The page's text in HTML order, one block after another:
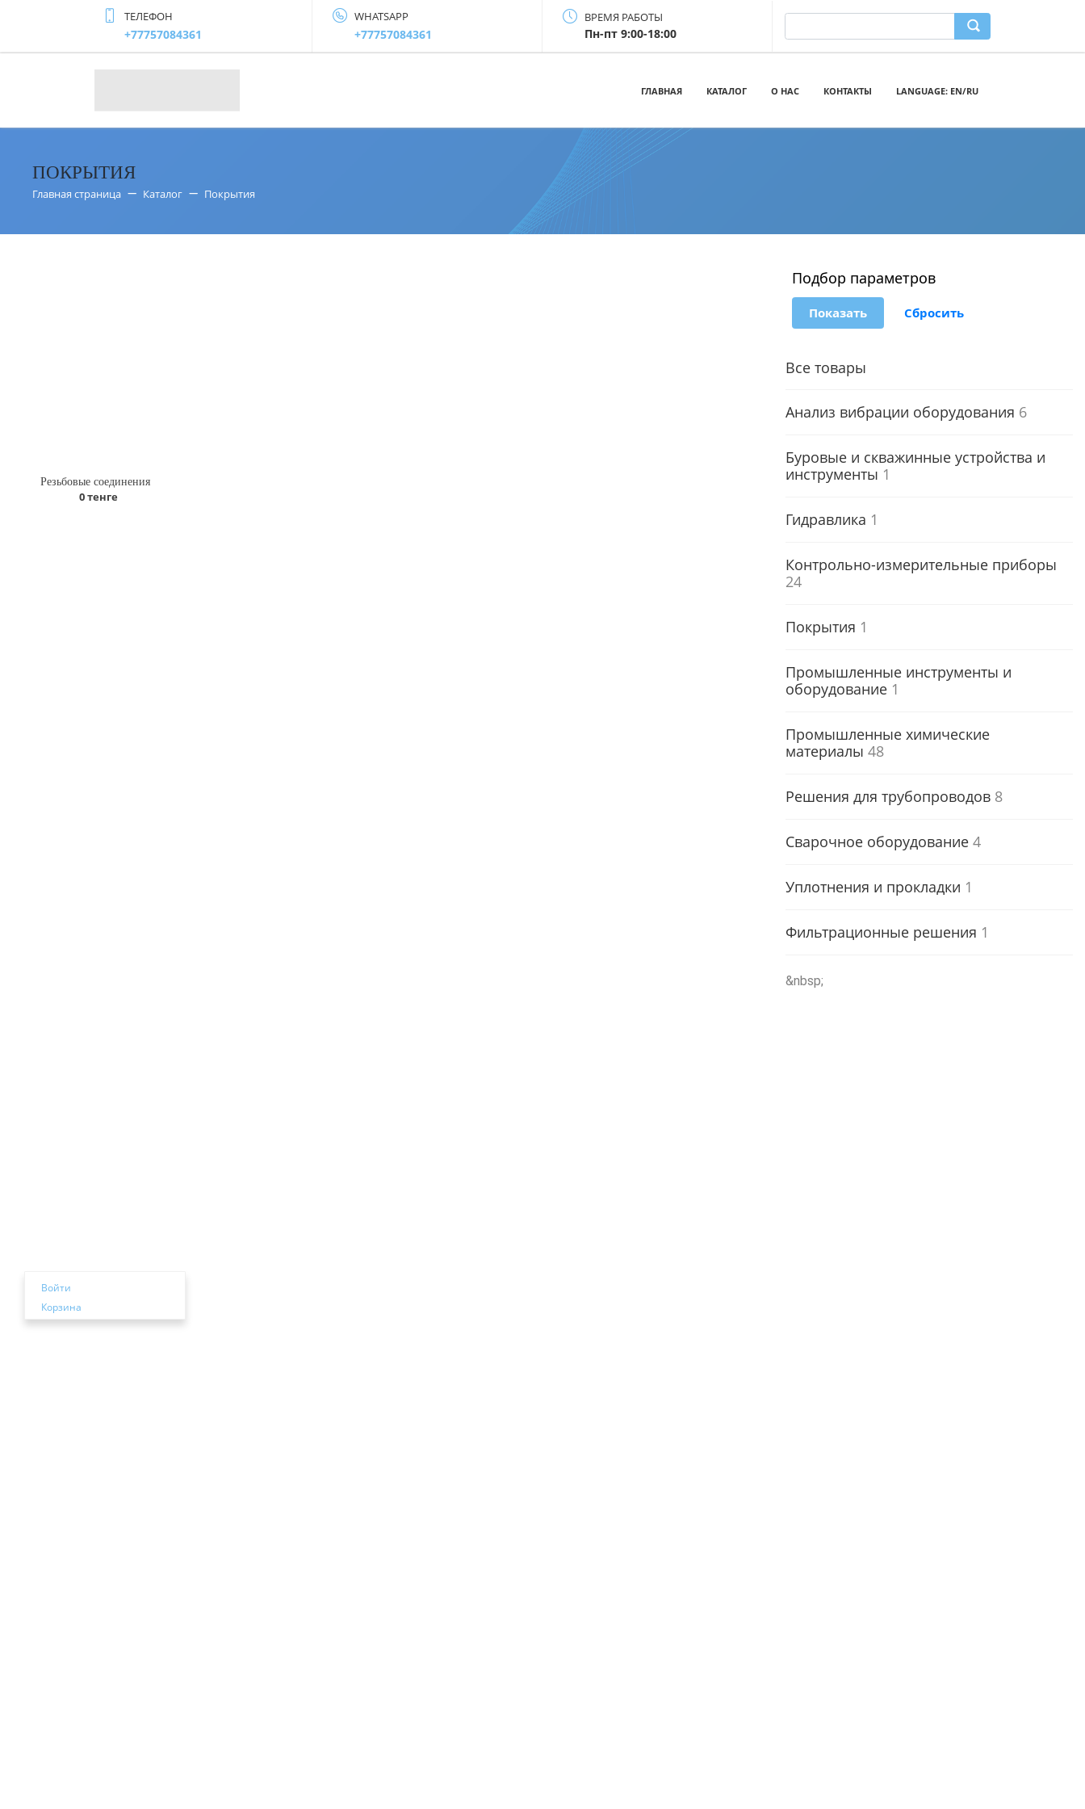
ТЕЛЕФОН
+77757084361
WHATSAPP
+77757084361
ВРЕМЯ РАБОТЫ
Пн-пт 9:00-18:00
ГЛАВНАЯ КАТАЛОГ О НАС КОНТАКТЫ LANGUAGE: EN/RU
ПОКРЫТИЯ
Главная страница Каталог Покрытия
Подбор параметров
Все товары
Анализ вибрации оборудования 6
Буровые и скважинные устройства и
инструменты 1
Гидравлика 1
Контрольно-измерительные приборы
24
Покрытия 1
Промышленные инструменты и
оборудование 1
Промышленные химические
материалы 48
Решения для трубопроводов 8
Сварочное оборудование 4
Уплотнения и прокладки 1
Фильтрационные решения 1
&nbsp;
Войти
Корзина
Резьбовые соединения
0 тенге